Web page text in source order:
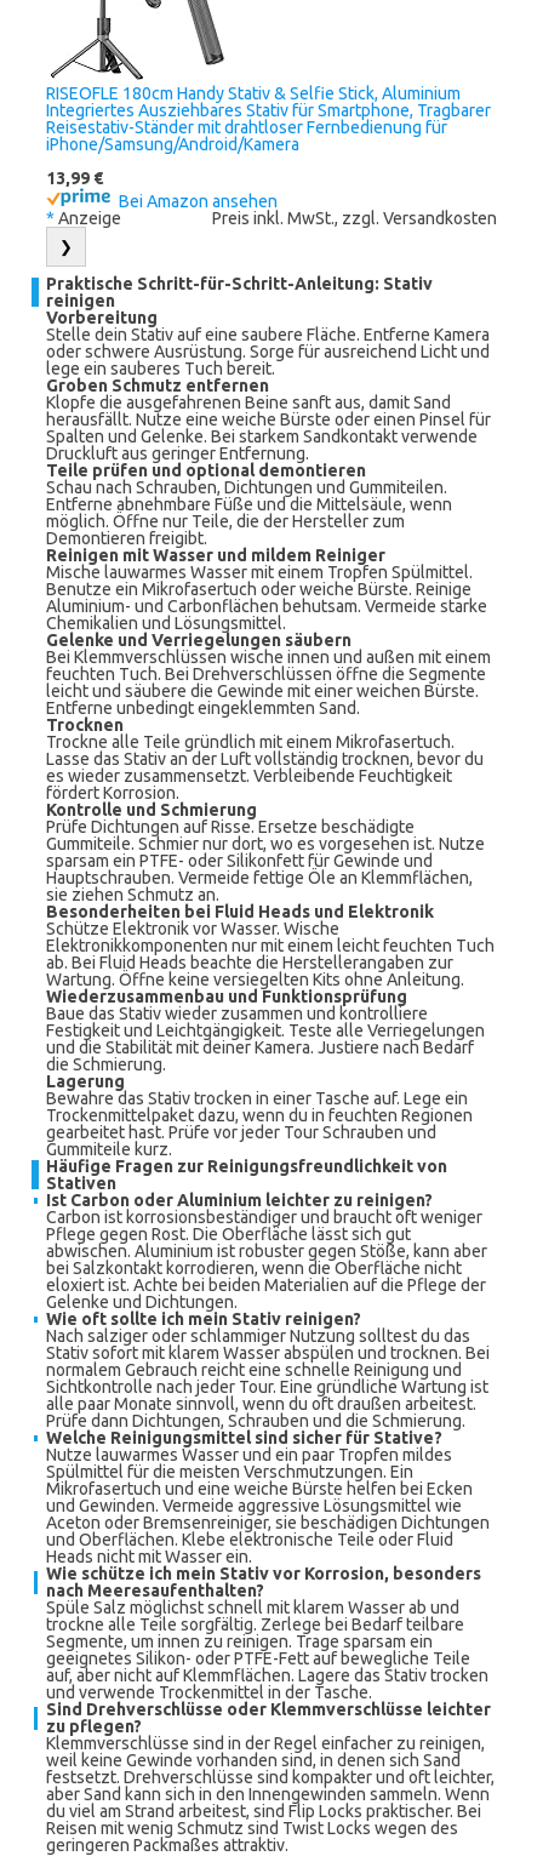
RISEOFLE 180cm Handy Stativ & Selfie Stick, Aluminium
Integriertes Ausziehbares Stativ für Smartphone, Tragbarer
Reisestativ-Ständer mit drahtloser Fernbedienung für
iPhone/Samsung/Android/Kamera
13,99 €
Bei Amazon ansehen
* Anzeige Preis inkl. MwSt., zzgl. Versandkosten
❯
Praktische Schritt-für-Schritt-Anleitung: Stativ
reinigen
Vorbereitung
Stelle dein Stativ auf eine saubere Fläche. Entferne Kamera
oder schwere Ausrüstung. Sorge für ausreichend Licht und
lege ein sauberes Tuch bereit.
Groben Schmutz entfernen
Klopfe die ausgefahrenen Beine sanft aus, damit Sand
herausfällt. Nutze eine weiche Bürste oder einen Pinsel für
Spalten und Gelenke. Bei starkem Sandkontakt verwende
Druckluft aus geringer Entfernung.
Teile prüfen und optional demontieren
Schau nach Schrauben, Dichtungen und Gummiteilen.
Entferne abnehmbare Füße und die Mittelsäule, wenn
möglich. Öffne nur Teile, die der Hersteller zum
Demontieren freigibt.
Reinigen mit Wasser und mildem Reiniger
Mische lauwarmes Wasser mit einem Tropfen Spülmittel.
Benutze ein Mikrofasertuch oder weiche Bürste. Reinige
Aluminium- und Carbonflächen behutsam. Vermeide starke
Chemikalien und Lösungsmittel.
Gelenke und Verriegelungen säubern
Bei Klemmverschlüssen wische innen und außen mit einem
feuchten Tuch. Bei Drehverschlüssen öffne die Segmente
leicht und säubere die Gewinde mit einer weichen Bürste.
Entferne unbedingt eingeklemmten Sand.
Trocknen
Trockne alle Teile gründlich mit einem Mikrofasertuch.
Lasse das Stativ an der Luft vollständig trocknen, bevor du
es wieder zusammensetzt. Verbleibende Feuchtigkeit
fördert Korrosion.
Kontrolle und Schmierung
Prüfe Dichtungen auf Risse. Ersetze beschädigte
Gummiteile. Schmier nur dort, wo es vorgesehen ist. Nutze
sparsam ein PTFE- oder Silikonfett für Gewinde und
Hauptschrauben. Vermeide fettige Öle an Klemmflächen,
sie ziehen Schmutz an.
Besonderheiten bei Fluid Heads und Elektronik
Schütze Elektronik vor Wasser. Wische
Elektronikkomponenten nur mit einem leicht feuchten Tuch
ab. Bei Fluid Heads beachte die Herstellerangaben zur
Wartung. Öffne keine versiegelten Kits ohne Anleitung.
Wiederzusammenbau und Funktionsprüfung
Baue das Stativ wieder zusammen und kontrolliere
Festigkeit und Leichtgängigkeit. Teste alle Verriegelungen
und die Stabilität mit deiner Kamera. Justiere nach Bedarf
die Schmierung.
Lagerung
Bewahre das Stativ trocken in einer Tasche auf. Lege ein
Trockenmittelpaket dazu, wenn du in feuchten Regionen
gearbeitet hast. Prüfe vor jeder Tour Schrauben und
Gummiteile kurz.
Häufige Fragen zur Reinigungsfreundlichkeit von
Stativen
Ist Carbon oderAluminium leichter zu reinigen?
Carbon ist korrosionsbeständiger und braucht oft weniger
Pflege gegen Rost. Die Oberfläche lässt sich gut
abwischen. Aluminium ist robuster gegen Stöße, kann aber
bei Salzkontakt korrodieren, wenn die Oberfläche nicht
eloxiert ist. Achte bei beiden Materialien auf die Pflege der
Gelenke und Dichtungen.
Wie oft sollte ich mein Stativ reinigen?
Nach salziger oder schlammiger Nutzung solltest du das
Stativ sofort mit klarem Wasser abspülen und trocknen. Bei
normalem Gebrauch reicht eine schnelle Reinigung und
Sichtkontrolle nach jeder Tour. Eine gründliche Wartung ist
alle paar Monate sinnvoll, wenn du oft draußen arbeitest.
Prüfe dann Dichtungen, Schrauben und die Schmierung.
Welche Reinigungsmittel sind sicher für Stative?
Nutze lauwarmes Wasser und ein paar Tropfen mildes
Spülmittel für die meisten Verschmutzungen. Ein
Mikrofasertuch und eine weiche Bürste helfen bei Ecken
und Gewinden. Vermeide aggressive Lösungsmittel wie
Aceton oder Bremsenreiniger, sie beschädigen Dichtungen
und Oberflächen. Klebe elektronische Teile oder Fluid
Heads nicht mit Wasser ein.
Wie schütze ich mein Stativ vor Korrosion, besonders
nach Meeresaufenthalten?
Spüle Salz möglichst schnell mit klarem Wasser ab und
trockne alle Teile sorgfältig. Zerlege bei Bedarf teilbare
Segmente, um innen zu reinigen. Trage sparsam ein
geeignetes Silikon- oder PTFE-Fett auf bewegliche Teile
auf, aber nicht auf Klemmflächen. Lagere das Stativ trocken
und verwende Trockenmittel in der Tasche.
Sind Drehverschlüsse oder Klemmverschlüsse leichter
zu pflegen?
Klemmverschlüsse sind in der Regel einfacher zu reinigen,
weil keine Gewinde vorhanden sind, in denen sich Sand
festsetzt. Drehverschlüsse sind kompakter und oft leichter,
aber Sand kann sich in den Innengewinden sammeln. Wenn
du viel am Strand arbeitest, sind Flip Locks praktischer. Bei
Reisen mit wenig Schmutz sind Twist Locks wegen des
geringeren Packmaßes attraktiv.